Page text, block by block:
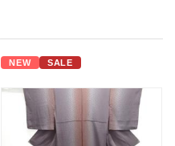
NEW SALE